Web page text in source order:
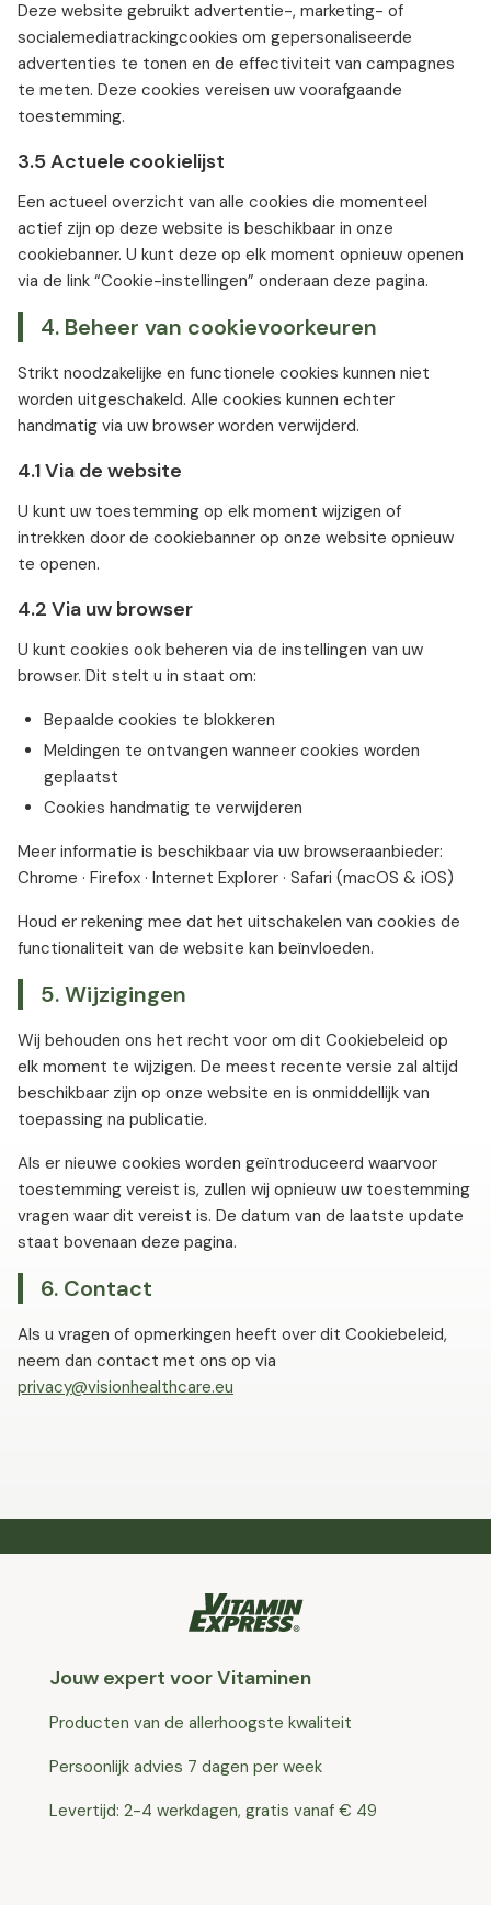
Deze website gebruikt advertentie-, marketing- of
socialemediatrackingcookies om gepersonaliseerde
advertenties te tonen en de effectiviteit van campagnes
te meten. Deze cookies vereisen uw voorafgaande
toestemming.
3.5 Actuele cookielijst
Een actueel overzicht van alle cookies die momenteel
actief zijn op deze website is beschikbaar in onze
cookiebanner. U kunt deze op elk moment opnieuw openen
via de link “Cookie-instellingen” onderaan deze pagina.
4. Beheer van cookievoorkeuren
Strikt noodzakelijke en functionele cookies kunnen niet
worden uitgeschakeld. Alle cookies kunnen echter
handmatig via uw browser worden verwijderd.
4.1 Via de website
U kunt uw toestemming op elk moment wijzigen of
intrekken door de cookiebanner op onze website opnieuw
te openen.
4.2 Via uw browser
U kunt cookies ook beheren via de instellingen van uw
browser. Dit stelt u in staat om:
Bepaalde cookies te blokkeren
Meldingen te ontvangen wanneer cookies worden
geplaatst
Cookies handmatig te verwijderen
Meer informatie is beschikbaar via uw browseraanbieder:
Chrome · Firefox · Internet Explorer · Safari (macOS & iOS)
Houd er rekening mee dat het uitschakelen van cookies de
functionaliteit van de website kan beïnvloeden.
5. Wijzigingen
Wij behouden ons het recht voor om dit Cookiebeleid op
elk moment te wijzigen. De meest recente versie zal altijd
beschikbaar zijn op onze website en is onmiddellijk van
toepassing na publicatie.
Als er nieuwe cookies worden geïntroduceerd waarvoor
toestemming vereist is, zullen wij opnieuw uw toestemming
vragen waar dit vereist is. De datum van de laatste update
staat bovenaan deze pagina.
6. Contact
Als u vragen of opmerkingen heeft over dit Cookiebeleid,
neem dan contact met ons op via
privacy@visionhealthcare.eu
Jouw expert voor Vitaminen
Producten van de allerhoogste kwaliteit
Persoonlijk advies 7 dagen per week
Levertijd: 2-4 werkdagen, gratis vanaf € 49